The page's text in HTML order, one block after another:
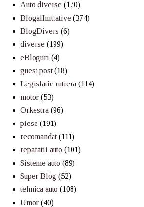
Auto diverse (170)
BlogalInitiative (374)
BlogDivers (6)
diverse (199)
eBloguri (4)
guest post (18)
Legislatie rutiera (114)
motor (53)
Orkestra (96)
piese (191)
recomandat (111)
reparatii auto (101)
Sisteme auto (89)
Super Blog (52)
tehnica auto (108)
Umor (40)